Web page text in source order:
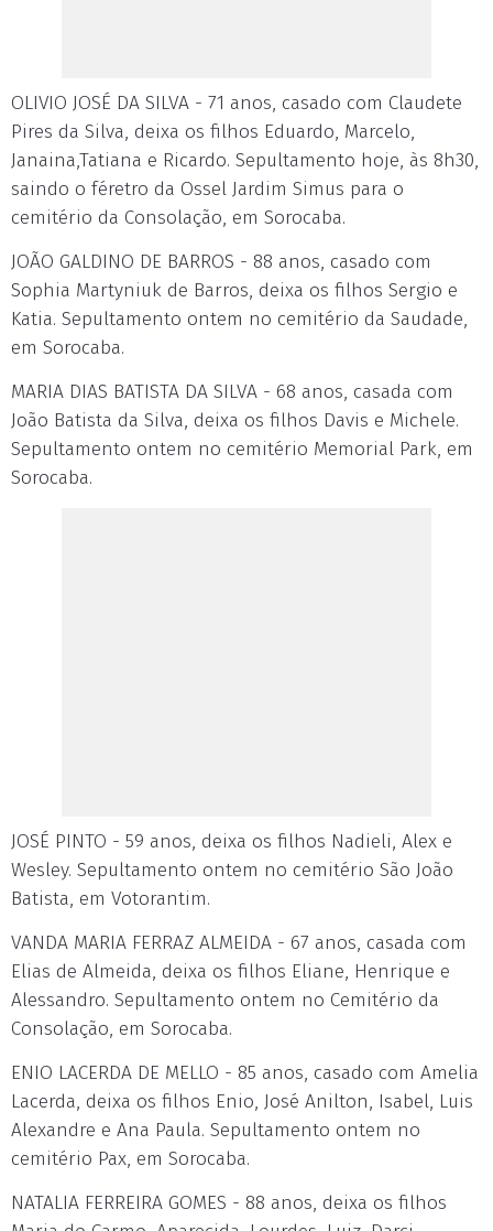
OLIVIO JOSÉ DA SILVA - 71 anos, casado com Claudete
Pires da Silva, deixa os filhos Eduardo, Marcelo,
Janaina,Tatiana e Ricardo. Sepultamento hoje, às 8h30,
saindo o féretro da Ossel Jardim Simus para o
cemitério da Consolação, em Sorocaba.
JOÃO GALDINO DE BARROS - 88 anos, casado com
Sophia Martyniuk de Barros, deixa os filhos Sergio e
Katia. Sepultamento ontem no cemitério da Saudade,
em Sorocaba.
MARIA DIAS BATISTA DA SILVA - 68 anos, casada com
João Batista da Silva, deixa os filhos Davis e Michele.
Sepultamento ontem no cemitério Memorial Park, em
Sorocaba.
JOSÉ PINTO - 59 anos, deixa os filhos Nadieli, Alex e
Wesley. Sepultamento ontem no cemitério São João
Batista, em Votorantim.
VANDA MARIA FERRAZ ALMEIDA - 67 anos, casada com
Elias de Almeida, deixa os filhos Eliane, Henrique e
Alessandro. Sepultamento ontem no Cemitério da
Consolação, em Sorocaba.
ENIO LACERDA DE MELLO - 85 anos, casado com Amelia
Lacerda, deixa os filhos Enio, José Anilton, Isabel, Luis
Alexandre e Ana Paula. Sepultamento ontem no
cemitério Pax, em Sorocaba.
NATALIA FERREIRA GOMES - 88 anos, deixa os filhos